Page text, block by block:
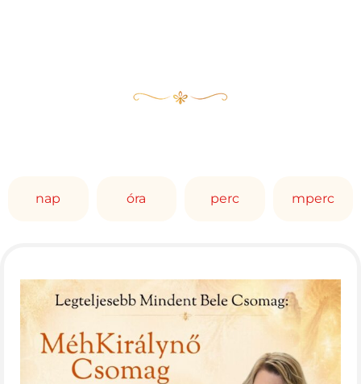
nap óra perc mperc